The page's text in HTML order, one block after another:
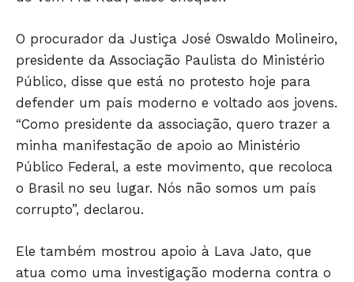
Só Notícias
JUNTE-SE NO WHATSAPP
O procurador da Justiça José Oswaldo Molineiro,
presidente da Associação Paulista do Ministério
Público, disse que está no protesto hoje para
defender um país moderno e voltado aos jovens.
“Como presidente da associação, quero trazer a
minha manifestação de apoio ao Ministério
Público Federal, a este movimento, que recoloca
o Brasil no seu lugar. Nós não somos um país
corrupto”, declarou.
Ele também mostrou apoio à Lava Jato, que
atua como uma investigação moderna contra o